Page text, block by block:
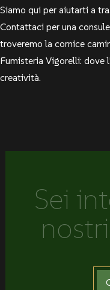
Siamo qui per aiutarti a
Contattaci per una
troveremo la cornice
Fumisteria Vigorelli: dove
creatività.
Sei